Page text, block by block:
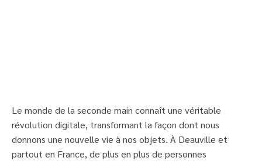
Le monde de la seconde main connaît une véritable
révolution digitale, transformant la façon dont nous
donnons une nouvelle vie à nos objets. À Deauville et
partout en France, de plus en plus de personnes